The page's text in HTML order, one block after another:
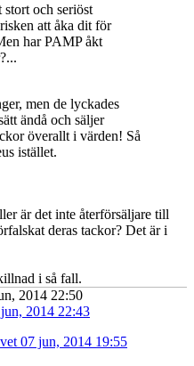
stort och seriöst
att åka dit för
har PAMP åkt
men de lyckades
ändå och säljer
överallt i värden! Så
istället.
är det inte återförsäljare till
deras tackor? Det är i
i så fall.
2014 22:50
2014 22:43
07 jun, 2014 19:55